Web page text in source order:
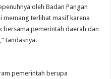
oleh Badan Pangan
memang terlihat masif karena
bersama pemerintah daerah dan
tandasnya.
pemerintah berupa